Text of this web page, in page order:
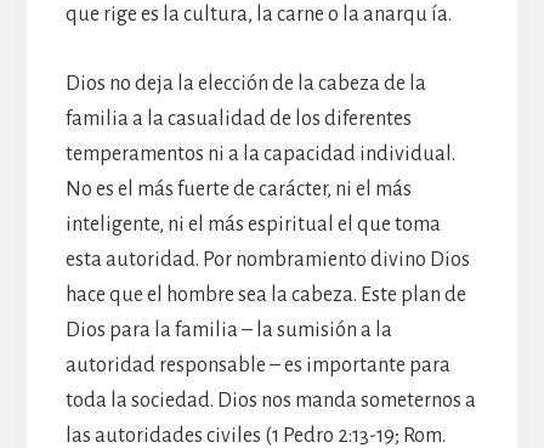
que rige es la cultura, la carne o la anarqu ía.
Dios no deja la elección de la cabeza de la
familia a la casualidad de los diferentes
temperamentos ni a la capacidad individual.
No es el más fuerte de carácter, ni el más
inteligente, ni el más espiritual el que toma
esta autoridad. Por nombramiento divino Dios
hace que el hombre sea la cabeza. Este plan de
Dios para la familia – la sumisión a la
autoridad responsable – es importante para
toda la sociedad. Dios nos manda someternos a
las autoridades civiles (1 Pedro 2:13-19; Rom.